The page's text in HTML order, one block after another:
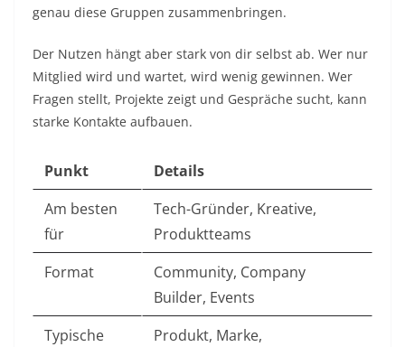
genau diese Gruppen zusammenbringen.
Der Nutzen hängt aber stark von dir selbst ab. Wer nur
Mitglied wird und wartet, wird wenig gewinnen. Wer
Fragen stellt, Projekte zeigt und Gespräche sucht, kann
starke Kontakte aufbauen.
Punkt
Details
Am besten
für
Tech-Gründer, Kreative,
Produktteams
Format
Community, Company
Builder, Events
Typische
Produkt, Marke,